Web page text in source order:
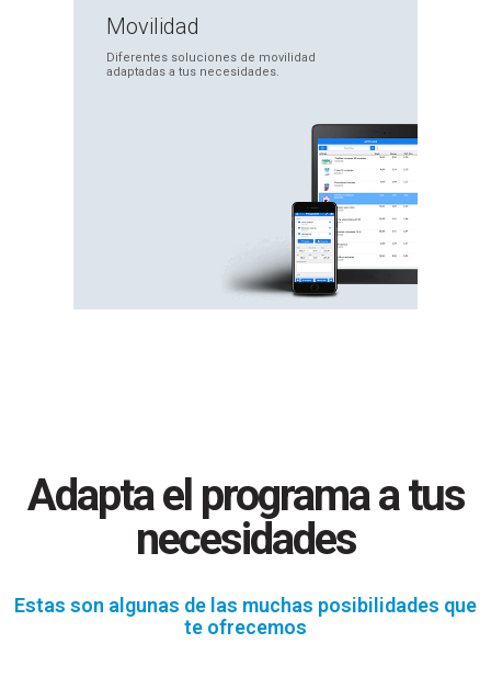
Movilidad
Diferentes soluciones de movilidad
adaptadas a tus necesidades.
Adapta el programa a tus
necesidades
Estas son algunas de las muchas posibilidades que
te ofrecemos